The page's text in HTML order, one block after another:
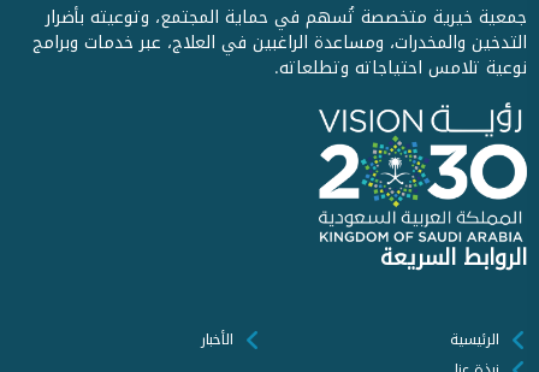
جمعية خيرية متخصصة تُسهم في حماية المجتمع، وتوعيته بأضرار
التدخين والمخدرات، ومساعدة الراغبين في العلاج، عبر خدمات وبرامج
نوعية تلامس احتياجاته وتطلعاته.
الروابط السريعة
الرئيسية
الأخبار